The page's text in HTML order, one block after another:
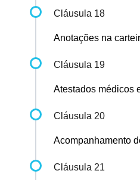
Cláusula 18
Anotações na
Cláusula 19
Atestados médicos
Cláusula 20
Acompanhamento
Cláusula 21